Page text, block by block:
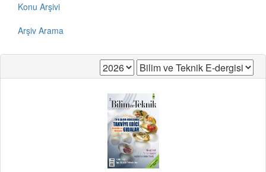
Konu Arşivi
Arşiv Arama